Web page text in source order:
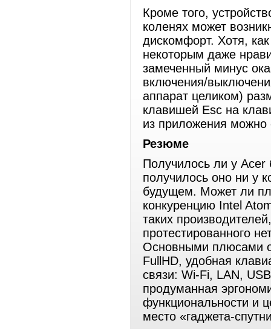
Кроме того,
коленях может
дискомфорт. Хотя,
некоторым даже
замеченный минус
включения/
аппарат целиком)
клавишей Esc на
из приложения можно
Резюме
Получилось ли у Acer
получилось оно ни у
будущем. Может ли
конкуренцию Intel
таких
протестированного
Основными плюсами
FullHD, удобная
связи: Wi-Fi, LAN,
продуманная
функциональности и
место «гаджета-